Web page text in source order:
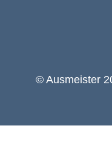
© Ausmeister